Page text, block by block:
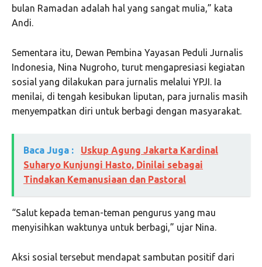
bulan Ramadan adalah hal yang sangat mulia,” kata
Andi.
Sementara itu, Dewan Pembina Yayasan Peduli Jurnalis
Indonesia, Nina Nugroho, turut mengapresiasi kegiatan
sosial yang dilakukan para jurnalis melalui YPJI. Ia
menilai, di tengah kesibukan liputan, para jurnalis masih
menyempatkan diri untuk berbagi dengan masyarakat.
Baca Juga :
Uskup Agung Jakarta Kardinal
Suharyo Kunjungi Hasto, Dinilai sebagai
Tindakan Kemanusiaan dan Pastoral
“Salut kepada teman-teman pengurus yang mau
menyisihkan waktunya untuk berbagi,” ujar Nina.
Aksi sosial tersebut mendapat sambutan positif dari